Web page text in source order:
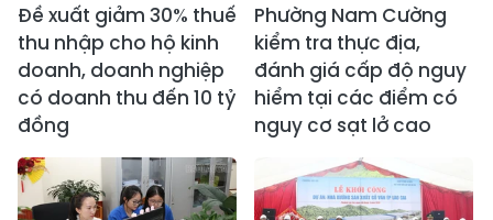
Đề xuất giảm 30% thuế
thu nhập cho hộ kinh
doanh, doanh nghiệp
có doanh thu đến 10 tỷ
đồng
Phường Nam Cường
kiểm tra thực địa,
đánh giá cấp độ nguy
hiểm tại các điểm có
nguy cơ sạt lở cao